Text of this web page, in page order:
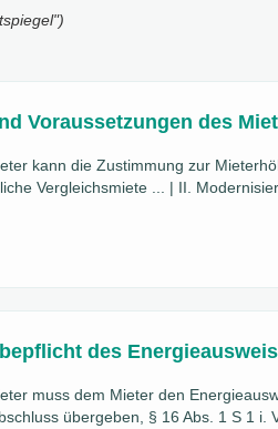
Voraussetzungen des
kann die Zustimmung zur
Vergleichsmiete ... | II.
des
muss dem Mieter den
übergeben, § 16 Abs. 1 S 1 i.